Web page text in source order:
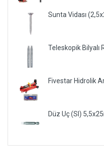
Sunta Vidası
Teleskopik Bilyalı
Fivestar Hidrolik
Düz Uç (Sl)